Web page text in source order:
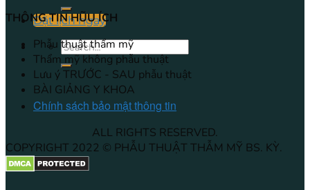
Đặt lịch ngay
THÔNG TIN HŨU ÍCH
Phẫu thuật thẩm mỹ
Thẩm mỹ không phẫu thuật
Lưu ý TRƯỚC - SAU phẫu thuật
BÀI GIẢNG Y KHOA
Chính sách bảo mật thông tin
ALL RIGHTS RESERVED.
COPYRIGHT 2022 © PHẪU THUẬT THẪM MỸ BS. KỲ.